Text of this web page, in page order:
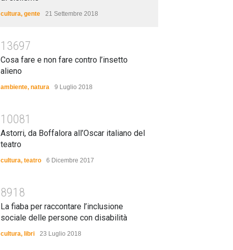
cultura, gente 21 Settembre 2018
13697
Cosa fare e non fare contro l’insetto
alieno
ambiente, natura 9 Luglio 2018
10081
Astorri, da Boffalora all’Oscar italiano del
teatro
cultura, teatro 6 Dicembre 2017
8918
La fiaba per raccontare l’inclusione
sociale delle persone con disabilità
cultura, libri 23 Luglio 2018